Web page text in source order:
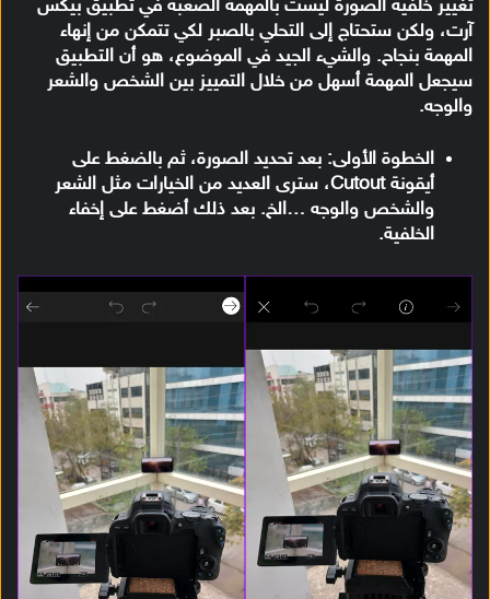
تغيير خلفية الصورة ليست بالمهمة الصعبة في تطبيق بيكس
آرت، ولكن ستحتاج إلى التحلي بالصبر لكي تتمكن من إنهاء
المهمة بنجاح. والشيء الجيد في الموضوع، هو أن التطبيق
سيجعل المهمة أسهل من خلال التمييز بين الشخص والشعر
والوجه.
الخطوة الأولى: بعد تحديد الصورة، ثم بالضغط على
أيقونة Cutout، سترى العديد من الخيارات مثل الشعر
والشخص والوجه …الخ. بعد ذلك أضغط على إخفاء
الخلفية.